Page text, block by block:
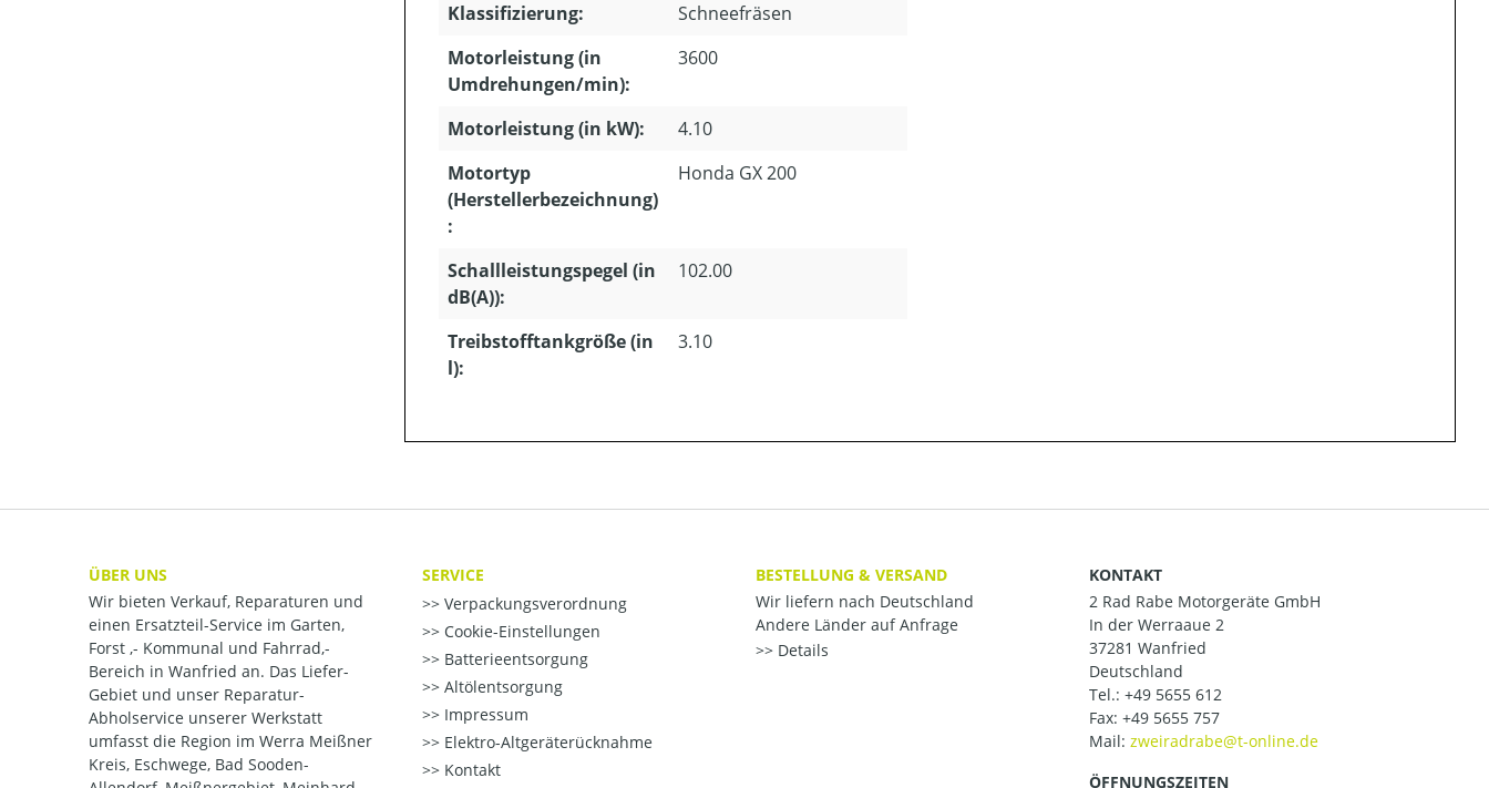
Klassifizierung:
Schneefräsen
Motorleistung (in
Umdrehungen/min):
3600
Motorleistung (in kW):
4.10
Motortyp
(Herstellerbezeichnung)
:
Honda GX 200
Schallleistungspegel (in
dB(A)):
102.00
Treibstofftankgröße (in
l):
3.10
ÜBER UNS
Wir bieten Verkauf, Reparaturen und
einen Ersatzteil-Service im Garten,
Forst ,- Kommunal und Fahrrad,-
Bereich in Wanfried an. Das Liefer-
Gebiet und unser Reparatur-
Abholservice unserer Werkstatt
umfasst die Region im Werra Meißner
Kreis, Eschwege, Bad Sooden-
SERVICE
Verpackungsverordnung
Cookie-Einstellungen
Batterieentsorgung
Altölentsorgung
Impressum
Elektro-Altgeräterücknahme
Kontakt
BESTELLUNG & VERSAND
Wir liefern nach Deutschland
Andere Länder auf Anfrage
Details
KONTAKT
2 Rad Rabe Motorgeräte GmbH
In der Werraaue 2
37281 Wanfried
Deutschland
Tel.: +49 5655 612
Fax: +49 5655 757
Mail:
ÖFFNUNGSZEITEN